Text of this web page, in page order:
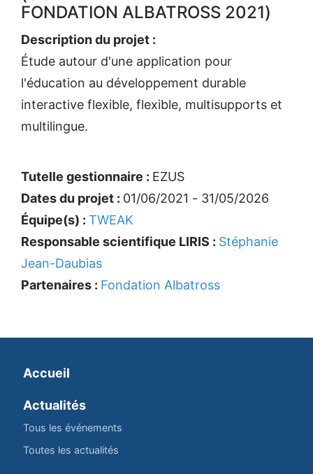
FONDATION ALBATROSS 2021)
Description du projet :
Étude autour d'une application pour
l'éducation au développement durable
interactive flexible, flexible, multisupports et
multilingue.
Tutelle gestionnaire : EZUS
Dates du projet : 01/06/2021 - 31/05/2026
Équipe(s) : TWEAK
Responsable scientifique LIRIS : Stéphanie
Jean-Daubias
Partenaires : Fondation Albatross
Accueil
Actualités
Tous les événements
Toutes les actualités